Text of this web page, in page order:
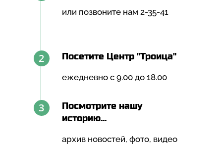
или позвоните нам 2-35-41
2 Посетите Центр "Троица"
ежедневно с 9.00 до 18.00
3
Посмотрите нашу
историю...
архив новостей, фото, видео